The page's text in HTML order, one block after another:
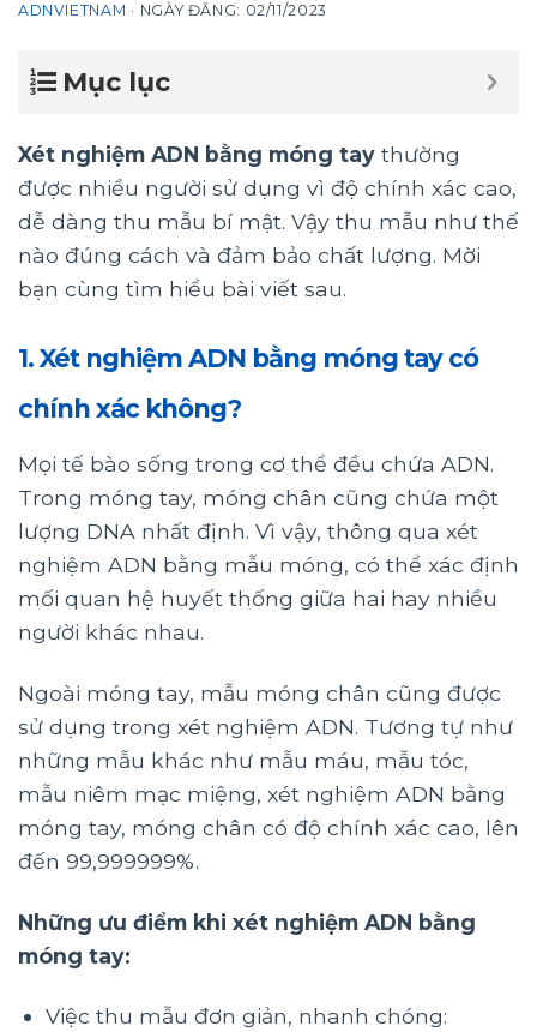
ADNVIETNAM · NGÀY ĐĂNG: 02/11/2023
Mục lục
Xét nghiệm ADN bằng móng tay thường
được nhiều người sử dụng vì độ chính xác cao,
dễ dàng thu mẫu bí mật. Vậy thu mẫu như thế
nào đúng cách và đảm bảo chất lượng. Mời
bạn cùng tìm hiểu bài viết sau.
1. Xét nghiệm ADN bằng móng tay có
chính xác không?
Mọi tế bào sống trong cơ thể đều chứa ADN.
Trong móng tay, móng chân cũng chứa một
lượng DNA nhất định. Vì vậy, thông qua xét
nghiệm ADN bằng mẫu móng, có thể xác định
mối quan hệ huyết thống giữa hai hay nhiều
người khác nhau.
Ngoài móng tay, mẫu móng chân cũng được
sử dụng trong xét nghiệm ADN. Tương tự như
những mẫu khác như mẫu máu, mẫu tóc,
mẫu niêm mạc miệng, xét nghiệm ADN bằng
móng tay, móng chân có độ chính xác cao, lên
đến 99,999999%.
Những ưu điểm khi xét nghiệm ADN bằng
móng tay:
Việc thu mẫu đơn giản, nhanh chóng: